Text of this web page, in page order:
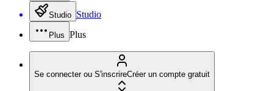
Studio Studio
Plus Plus
Se connecter ou S'inscrireCréer un compte gratuit